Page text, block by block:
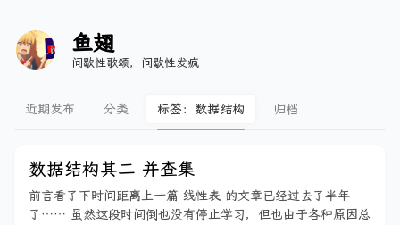
鱼翅
间歇性歌颂，间歇性发疯
近期发布 分类 标签：数据结构 归档
数据结构其二 并查集
前言看了下时间距离上一篇 线性表 的文章已经过去了半年
了…… 虽然这段时间倒也没有停止学习，但也由于各种原因总